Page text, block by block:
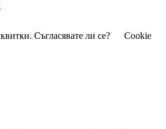
Съгласявате ли се?
Cookie